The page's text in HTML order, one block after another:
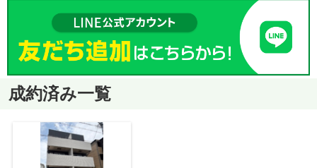
成約済み一覧